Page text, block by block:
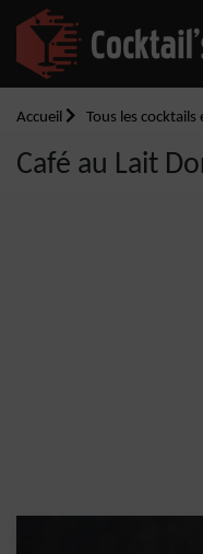
Accueil Tous les cocktails
Café au Lait